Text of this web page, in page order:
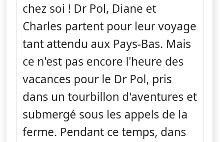
chez soi ! Dr Pol, Diane et
Charles partent pour leur voyage
tant attendu aux Pays-Bas. Mais
ce n'est pas encore l'heure des
vacances pour le Dr Pol, pris
dans un tourbillon d'aventures et
submergé sous les appels de la
ferme. Pendant ce temps, dans